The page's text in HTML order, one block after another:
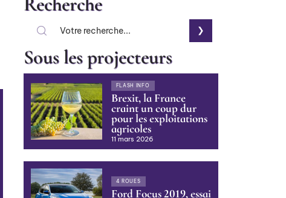
Sous les projecteurs
FLASH INFO
Brexit, la France
craint un coup dur
pour les exploitations
agricoles
11 mars 2026
4 ROUES
Ford Focus 2019, essai